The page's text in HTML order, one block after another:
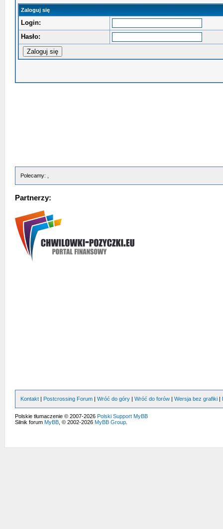
Zaloguj się
Login:
Hasło:
Polecamy: ,
Partnerzy:
Kontakt Postcrossing Forum Wróć do góry Wróć do forów Wersja bez grafiki
Polskie tłumaczenie © 2007-2026 Polski Support MyBB
Silnik forum MyBB, © 2002-2026 MyBB Group.